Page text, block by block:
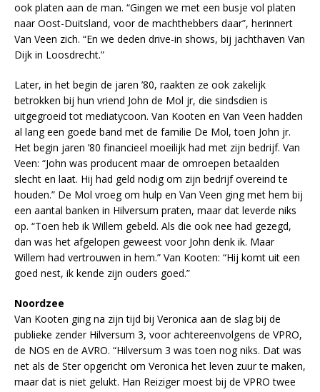
ook platen aan de man. “Gingen we met een busje vol platen
naar Oost-Duitsland, voor de machthebbers daar”, herinnert
Van Veen zich. “En we deden drive-in shows, bij jachthaven Van
Dijk in Loosdrecht.”
Later, in het begin de jaren ’80, raakten ze ook zakelijk
betrokken bij hun vriend John de Mol jr, die sindsdien is
uitgegroeid tot mediatycoon. Van Kooten en Van Veen hadden
al lang een goede band met de familie De Mol, toen John jr.
Het begin jaren ’80 financieel moeilijk had met zijn bedrijf. Van
Veen: “John was producent maar de omroepen betaalden
slecht en laat. Hij had geld nodig om zijn bedrijf overeind te
houden.” De Mol vroeg om hulp en Van Veen ging met hem bij
een aantal banken in Hilversum praten, maar dat leverde niks
op. “Toen heb ik Willem gebeld. Als die ook nee had gezegd,
dan was het afgelopen geweest voor John denk ik. Maar
Willem had vertrouwen in hem.” Van Kooten: “Hij komt uit een
goed nest, ik kende zijn ouders goed.”
Noordzee
Van Kooten ging na zijn tijd bij Veronica aan de slag bij de
publieke zender Hilversum 3, voor achtereenvolgens de VPRO,
de NOS en de AVRO. “Hilversum 3 was toen nog niks. Dat was
net als de Ster opgericht om Veronica het leven zuur te maken,
maar dat is niet gelukt. Han Reiziger moest bij de VPRO twee